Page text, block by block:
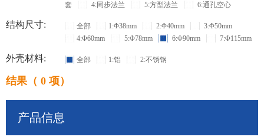
套
4:同步法兰 5:方型法兰 6:通孔空心
结构尺寸: 全部 1:Φ38mm 2:Φ40mm
3:Φ50mm
4:Φ60mm
5:Φ78mm 6:Φ90mm 7:Φ115mm
外壳材料: 全部 1:铝 2:不锈钢
结果（ 0 项）
产品信息